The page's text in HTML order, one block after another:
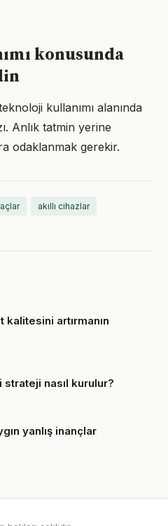
konusunda
kullanımı alanında
Anlık tatmin yerine
odaklanmak gerekir.
akıllı cihazlar
artırmanın
nasıl kurulur?
yanlış inançlar